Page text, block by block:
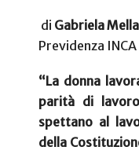
di Gabriela Mella
Previdenza INCA
“La donna
parità di
spettano al
della